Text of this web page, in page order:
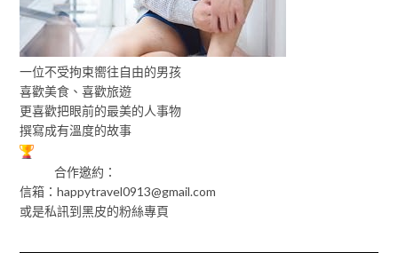
一位不受拘束嚮往自由的男孩
喜歡美食、喜歡旅遊
更喜歡把眼前的最美的人事物
撰寫成有溫度的故事
合作邀約：
信箱：happytravel0913@gmail.com
或是私訊到黑皮的粉絲專頁